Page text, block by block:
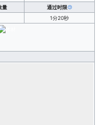
量
通过时限
1分20秒